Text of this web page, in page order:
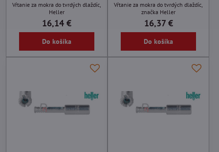
Vŕtanie za mokra do tvrdých dlaždíc,
Heller
16,14 €
Do košíka
Vŕtanie za mokra do tvrdých dlaždíc,
značka Heller
16,37 €
Do košíka